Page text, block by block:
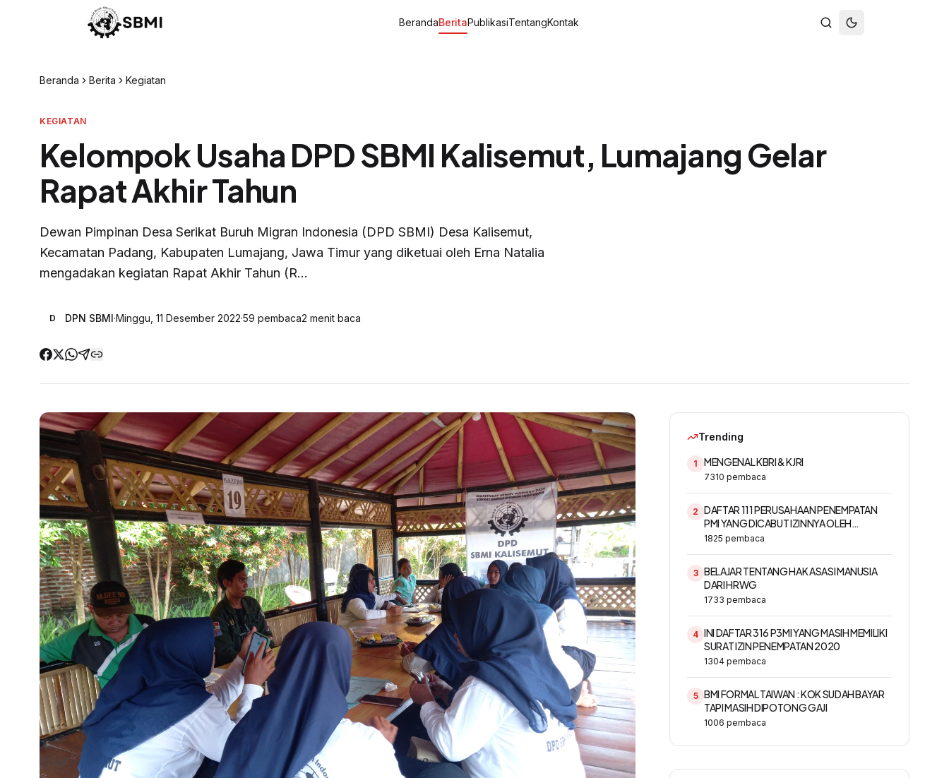
BerandaBeritaPublikasiTentangKontak
Beranda Berita Kegiatan
KEGIATAN
Kelompok Usaha DPD SBMI Kalisemut, Lumajang Gelar
Rapat Akhir Tahun
Dewan Pimpinan Desa Serikat Buruh Migran Indonesia (DPD SBMI) Desa Kalisemut,
Kecamatan Padang, Kabupaten Lumajang, Jawa Timur yang diketuai oleh Erna Natalia
mengadakan kegiatan Rapat Akhir Tahun (R...
D DPN SBMI·Minggu, 11 Desember 2022·59 pembaca2 menit baca
Trending
1 MENGENAL KBRI & KJRI
7310 pembaca
2 DAFTAR 111 PERUSAHAAN PENEMPATAN
PMI YANG DICABUT IZINNYA OLEH
KEMNAKER
1825 pembaca
3 BELAJAR TENTANG HAK ASASI MANUSIA
DARI HRWG
1733 pembaca
4 INI DAFTAR 316 P3MI YANG MASIH MEMILIKI
SURAT IZIN PENEMPATAN 2020
1304 pembaca
5 BMI FORMAL TAIWAN : KOK SUDAH BAYAR
TAPI MASIH DIPOTONG GAJI
1006 pembaca